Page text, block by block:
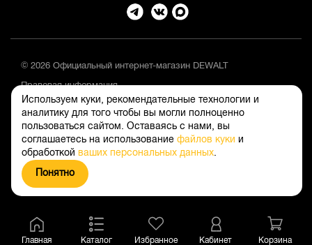
Используем куки, рекомендательные технологии и
аналитику для того чтобы вы могли полноценно
пользоваться сайтом. Оставаясь с нами, вы
соглашаетесь на использование файлов куки и
обработкой ваших персональных данных.
Понятно
© 2026 Официальный интернет-магазин DEWALT
Правовая информация
Положение об обработке и защите персональных данных
Главная Каталог Избранное Кабинет Корзина